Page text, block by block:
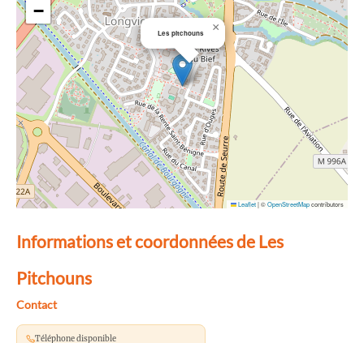
Les pitchouns ×
−
Leaflet|©OpenStreetMapcontributors
Informations et coordonnées de Les
Pitchouns
Contact
Téléphone disponible